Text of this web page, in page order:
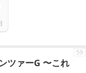
ツァーG 〜これ
59